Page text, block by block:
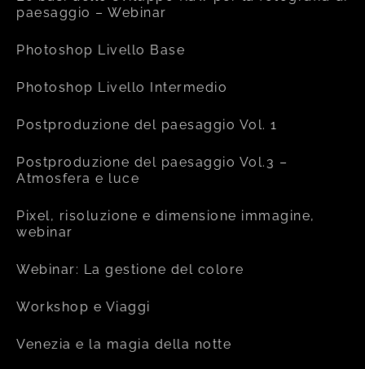
paesaggio – Webinar
Photoshop Livello Base
Photoshop Livello Intermedio
Postproduzione del paesaggio Vol. 1
Postproduzione del paesaggio Vol.3 –
Atmosfera e luce
Pixel, risoluzione e dimensione immagine,
webinar
Webinar: La gestione del colore
Workshop e Viaggi
Venezia e la magia della notte